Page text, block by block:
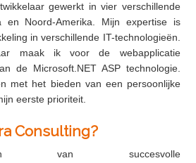
gewerkt in vier verschillende
en Noord-Amerika. Mijn expertise is
in verschillende IT-technologieën.
maak ik voor de webapplicatie
de Microsoft.NET ASP technologie.
met het bieden van een persoonlijke
eerste prioriteit.
Consulting?
van succesvolle